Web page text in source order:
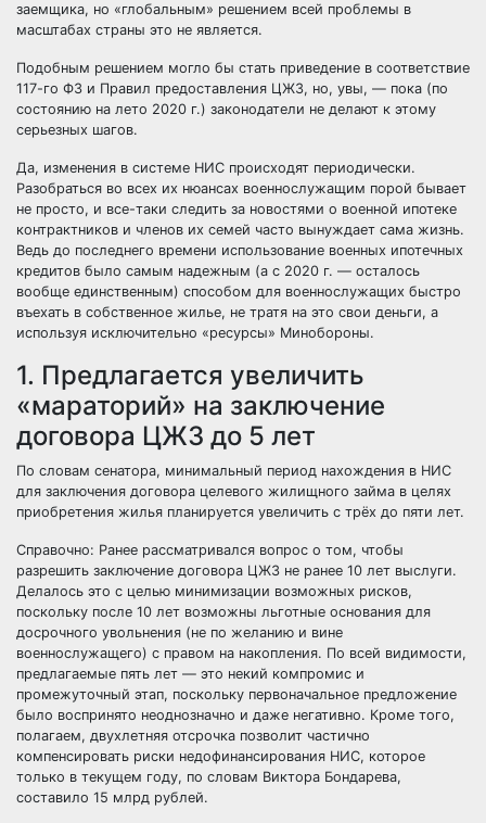
заемщика, но «глобальным» решением всей проблемы в
масштабах страны это не является.
Подобным решением могло бы стать приведение в соответствие
117-го ФЗ и Правил предоставления ЦЖЗ, но, увы, — пока (по
состоянию на лето 2020 г.) законодатели не делают к этому
серьезных шагов.
Да, изменения в системе НИС происходят периодически.
Разобраться во всех их нюансах военнослужащим порой бывает
не просто, и все-таки следить за новостями о военной ипотеке
контрактников и членов их семей часто вынуждает сама жизнь.
Ведь до последнего времени использование военных ипотечных
кредитов было самым надежным (а с 2020 г. — осталось
вообще единственным) способом для военнослужащих быстро
въехать в собственное жилье, не тратя на это свои деньги, а
используя исключительно «ресурсы» Минобороны.
1. Предлагается увеличить
«мараторий» на заключение
договора ЦЖЗ до 5 лет
По словам сенатора, минимальный период нахождения в НИС
для заключения договора целевого жилищного займа в целях
приобретения жилья планируется увеличить с трёх до пяти лет.
Справочно: Ранее рассматривался вопрос о том, чтобы
разрешить заключение договора ЦЖЗ не ранее 10 лет выслуги.
Делалось это с целью минимизации возможных рисков,
поскольку после 10 лет возможны льготные основания для
досрочного увольнения (не по желанию и вине
военнослужащего) с правом на накопления. По всей видимости,
предлагаемые пять лет — это некий компромис и
промежуточный этап, поскольку первоначальное предложение
было воспринято неоднозначно и даже негативно. Кроме того,
полагаем, двухлетняя отсрочка позволит частично
компенсировать риски недофинансирования НИС, которое
только в текущем году, по словам Виктора Бондарева,
составило 15 млрд рублей.